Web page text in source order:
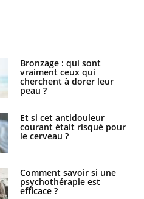
Bronzage : qui sont
vraiment ceux qui
cherchent à dorer leur
peau ?
Et si cet antidouleur
courant était risqué pour
le cerveau ?
Comment savoir si une
psychothérapie est
efficace ?